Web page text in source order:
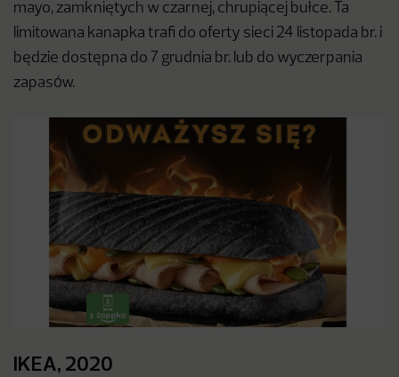
mayo, zamkniętych w czarnej, chrupiącej bułce. Ta
limitowana kanapka trafi do oferty sieci 24 listopada br. i
będzie dostępna do 7 grudnia br. lub do wyczerpania
zapasów.
IKEA, 2020